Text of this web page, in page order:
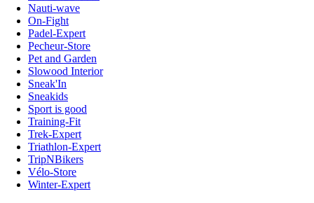
Nauti-wave
On-Fight
Padel-Expert
Pecheur-Store
Pet and Garden
Slowood Interior
Sneak'In
Sneakids
Sport is good
Training-Fit
Trek-Expert
Triathlon-Expert
TripNBikers
Vélo-Store
Winter-Expert